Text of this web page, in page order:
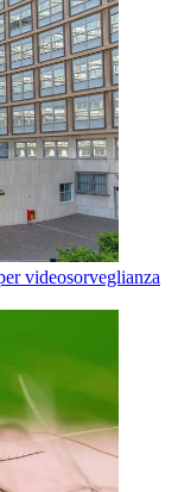
videosorveglianza